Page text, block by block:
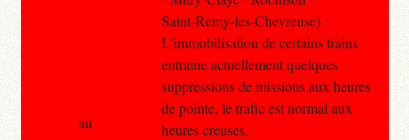
Saint-Remy-les-Chevreuse) :
L'immobilisation de certains trains
entraine actuellement quelques
suppressions de missions aux heures
de pointe, le trafic est normal aux
heures creuses.
au